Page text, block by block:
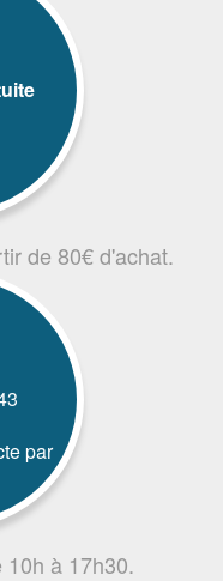
de 80€ d'achat.
par
à 17h30.